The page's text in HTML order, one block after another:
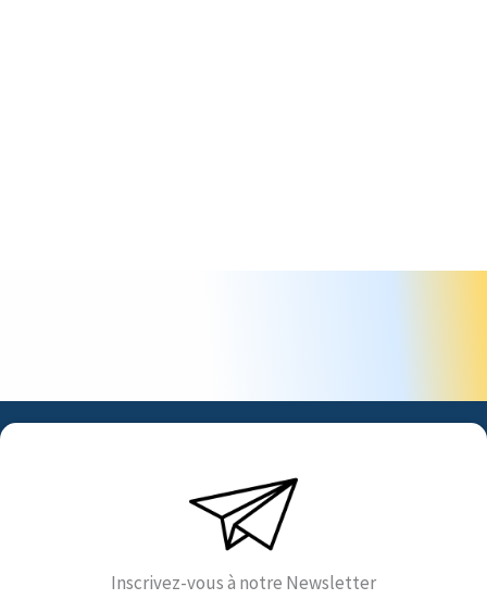
Inscrivez-vous à notre Newsletter